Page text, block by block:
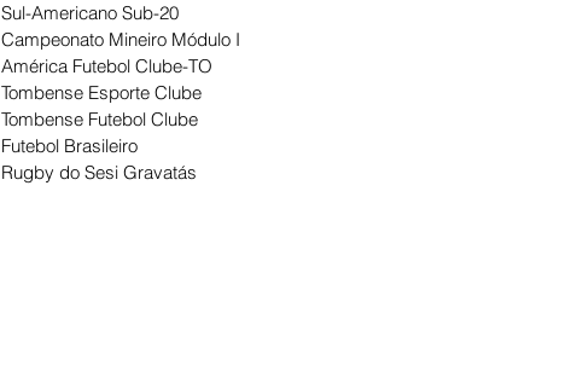
Sul-Americano Sub-20
Campeonato Mineiro Módulo I
América Futebol Clube-TO
Tombense Esporte Clube
Tombense Futebol Clube
Futebol Brasileiro
Rugby do Sesi Gravatás